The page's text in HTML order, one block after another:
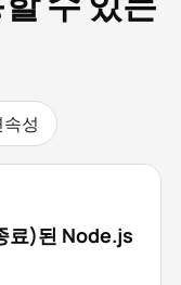
성
료)된 Node.js